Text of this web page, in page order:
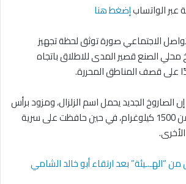
عبر الواتسابإضغط هنا
الاجتماعي صورة توثق لحظة تجهيز
محلي الصنع قصير المدى للاطلاق باتجاه
على قصف المناطق المحررة.
الجديد يحمل اسم الزلزال، ومزود برأس
حربي متفجر يزن أكثر من 1500 كيلوغرام، في حين حافظت على سرية
“الهـ.ـيئة” بعد ارتقاء أبو خالد الشامي